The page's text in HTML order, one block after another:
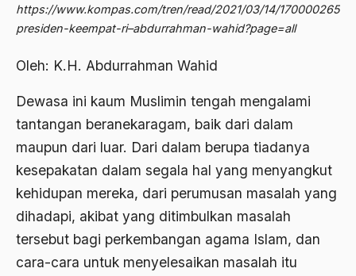
https://www.kompas.com/tren/read/2021/03/14/170000265/
presiden-keempat-ri–abdurrahman-wahid?page=all
Oleh: K.H. Abdurrahman Wahid
Dewasa ini kaum Muslimin tengah mengalami
tantangan beranekaragam, baik dari dalam
maupun dari luar. Dari dalam berupa tiadanya
kesepakatan dalam segala hal yang menyangkut
kehidupan mereka, dari perumusan masalah yang
dihadapi, akibat yang ditimbulkan masalah
tersebut bagi perkembangan agama Islam, dan
cara-cara untuk menyelesaikan masalah itu
2012
2009
2007
2006
2004
Abdi Masyarakat
Abdullah Syafi'i
Abdurrahman Addakhil
abdurrahman wahid
Abolisi
Aboulhasan Bani Sadr